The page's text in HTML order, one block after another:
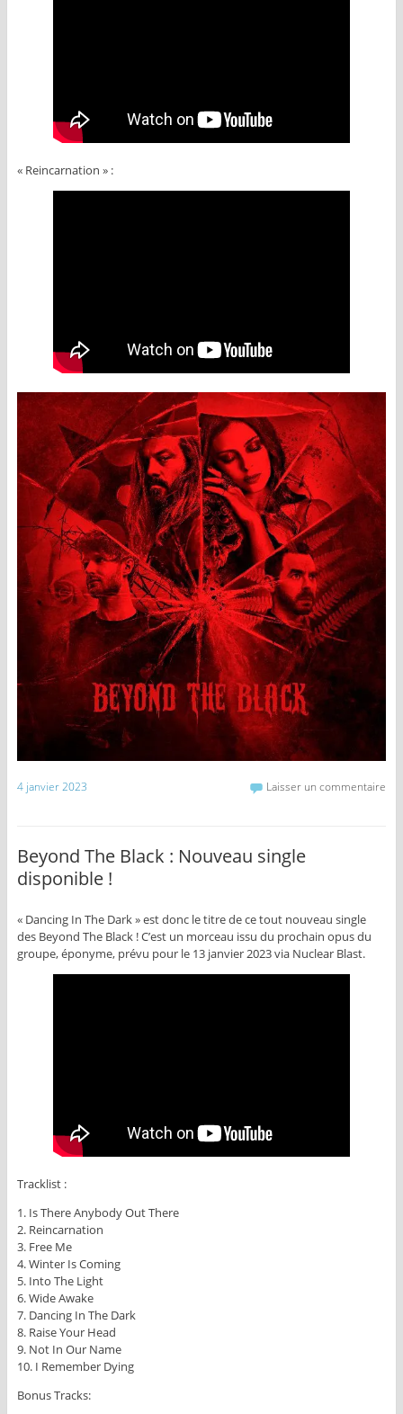
« Reincarnation » :
4 janvier 2023 Laisser un commentaire
Beyond The Black : Nouveau single
disponible !
« Dancing In The Dark » est donc le titre de ce tout nouveau single
des Beyond The Black ! C’est un morceau issu du prochain opus du
groupe, éponyme, prévu pour le 13 janvier 2023 via Nuclear Blast.
Tracklist :
1. Is There Anybody Out There
2. Reincarnation
3. Free Me
4. Winter Is Coming
5. Into The Light
6. Wide Awake
7. Dancing In The Dark
8. Raise Your Head
9. Not In Our Name
10. I Remember Dying
Bonus Tracks: